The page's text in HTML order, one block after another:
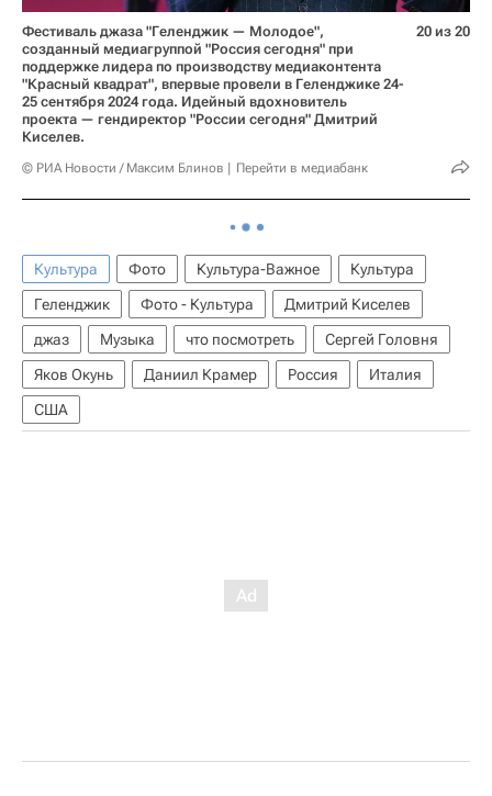
Фестиваль джаза "Геленджик — Молодое",
созданный медиагруппой "Россия сегодня" при
поддержке лидера по производству медиаконтента
"Красный квадрат", впервые провели в Геленджике 24-
25 сентября 2024 года. Идейный вдохновитель
проекта — гендиректор "России сегодня" Дмитрий
Киселев.
© РИА Новости / Максим Блинов Перейти в медиабанк
20 из 20
Культура Фото Культура-Важное
Культура
Геленджик
Фото - Культура
Дмитрий Киселев
джаз
Музыка что посмотреть
Сергей Головня
Яков Окунь
Даниил Крамер Россия
Италия
США